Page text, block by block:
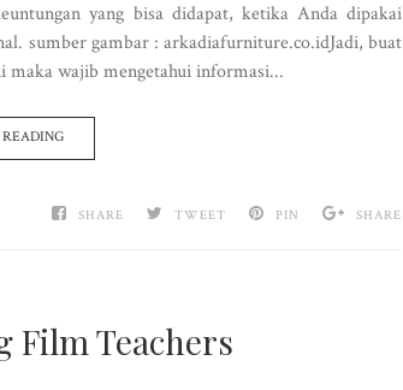
yang bisa didapat, ketika Anda dipakai
sumber gambar : arkadiafurniture.co.idJadi, buat
maka wajib mengetahui informasi...
SHARE TWEET PIN SHARE
Film Teachers